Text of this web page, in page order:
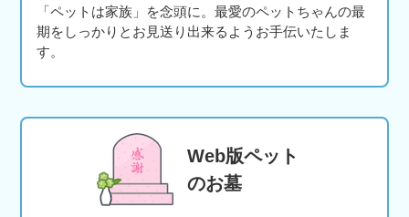
「ペットは家族」を念頭に。最愛のペットちゃんの最
期をしっかりとお見送り出来るようお手伝いたしま
す。
Web版ペット
のお墓